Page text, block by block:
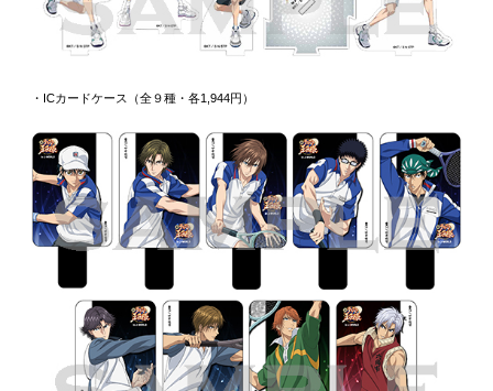
・ICカードケース（全９種・各1,944円）